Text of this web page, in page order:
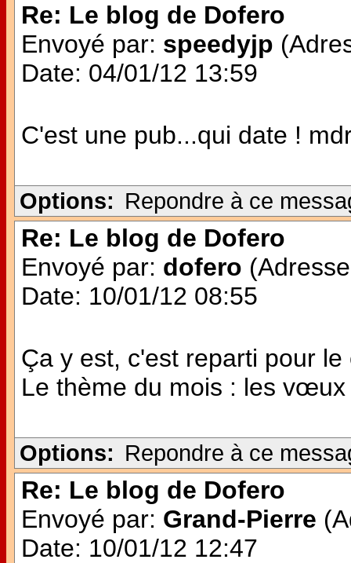
Re: Le blog de Dofero
Envoyé par: speedyjp
Date: 04/01/12 13:59
C'est une pub...qui date !
Options: Repondre à ce
Re: Le blog de Dofero
Envoyé par: dofero
Date: 10/01/12 08:55
Ça y est, c'est reparti pour
Le thème du mois : les vœux
Options: Repondre à ce
Re: Le blog de Dofero
Envoyé par: Grand-Pierre
Date: 10/01/12 12:47